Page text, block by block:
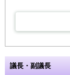
議長・副議長